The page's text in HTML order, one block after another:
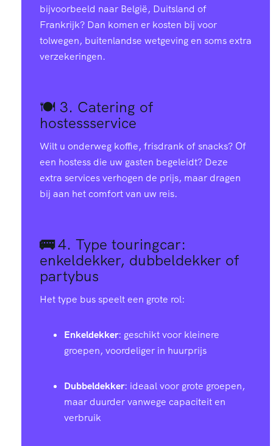
bijvoorbeeld naar België, Duitsland of
Frankrijk? Dan komen er kosten bij voor
tolwegen, buitenlandse wetgeving en soms extra
verzekeringen.
🍽️ 3. Catering of
hostessservice
Wilt u onderweg koffie, frisdrank of snacks? Of
een hostess die uw gasten begeleidt? Deze
extra services verhogen de prijs, maar dragen
bij aan het comfort van uw reis.
🚌4. Type touringcar:
enkeldekker, dubbeldekker of
partybus
Het type bus speelt een grote rol:
Enkeldekker: geschikt voor kleinere
groepen, voordeliger in huurprijs
Dubbeldekker: ideaal voor grote groepen,
maar duurder vanwege capaciteit en
verbruik